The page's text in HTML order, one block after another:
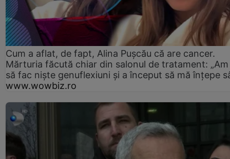
Cum a aflat, de fapt, Alina Pușcău că are cancer.
Mărturia făcută chiar din salonul de tratament:
să fac niște genuflexiuni și a început să mă înțepe
www.wowbiz.ro